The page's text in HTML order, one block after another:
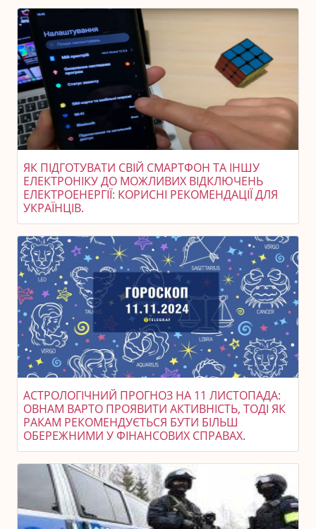
ЯК ПІДГОТУВАТИ СВІЙ СМАРТФОН ТА ІНШУ
ЕЛЕКТРОНІКУ ДО МОЖЛИВИХ ВІДКЛЮЧЕНЬ
ЕЛЕКТРОЕНЕРГІЇ: КОРИСНІ РЕКОМЕНДАЦІЇ ДЛЯ
УКРАЇНЦІВ.
АСТРОЛОГІЧНИЙ ПРОГНОЗ НА 11 ЛИСТОПАДА:
ОВНАМ ВАРТО ПРОЯВИТИ АКТИВНІСТЬ, ТОДІ ЯК
РАКАМ РЕКОМЕНДУЄТЬСЯ БУТИ БІЛЬШ
ОБЕРЕЖНИМИ У ФІНАНСОВИХ СПРАВАХ.